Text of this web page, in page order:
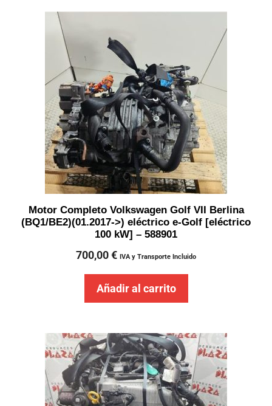
Motor Completo Volkswagen Golf VII Berlina
(BQ1/BE2)(01.2017->) eléctrico e-Golf [eléctrico
100 kW] – 588901
700,00€ IVA y Transporte Incluido
Añadir al carrito